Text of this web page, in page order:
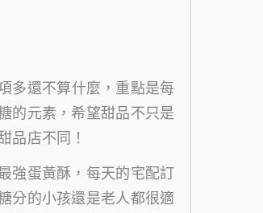
多還不算什麼，重點是每
的元素，希望甜品不只是
品店不同！
強蛋黃酥，每天的宅配訂
分的小孩還是老人都很適